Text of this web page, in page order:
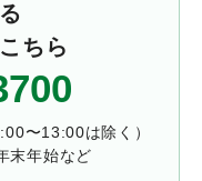
ちら
〜13:00は除く）
末年始など